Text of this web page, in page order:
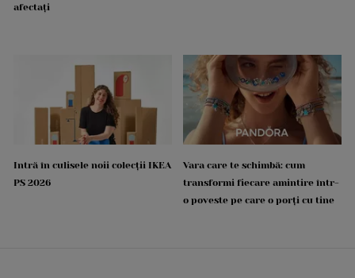
afectați
Intră în culisele noii colecții IKEA
PS 2026
Vara care te schimbă: cum
transformi fiecare amintire într-
o poveste pe care o porți cu tine